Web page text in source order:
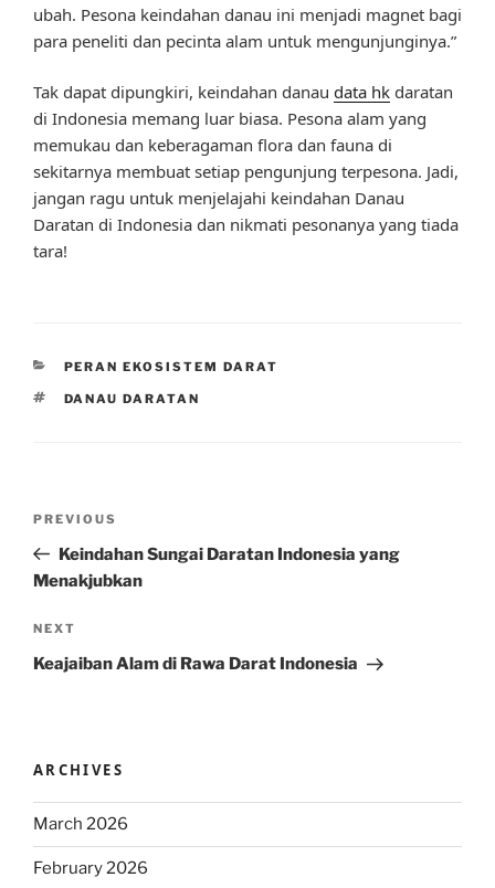
ubah. Pesona keindahan danau ini menjadi magnet bagi
para peneliti dan pecinta alam untuk mengunjunginya.”
Tak dapat dipungkiri, keindahan danau data hk daratan
di Indonesia memang luar biasa. Pesona alam yang
memukau dan keberagaman flora dan fauna di
sekitarnya membuat setiap pengunjung terpesona. Jadi,
jangan ragu untuk menjelajahi keindahan Danau
Daratan di Indonesia dan nikmati pesonanya yang tiada
tara!
CATEGORIES
PERAN EKOSISTEM DARAT
TAGS
DANAU DARATAN
Previous
Post
PREVIOUS
Keindahan Sungai Daratan Indonesia yang
Menakjubkan
Next
Post
NEXT
Keajaiban Alam di Rawa Darat Indonesia
ARCHIVES
March 2026
February 2026